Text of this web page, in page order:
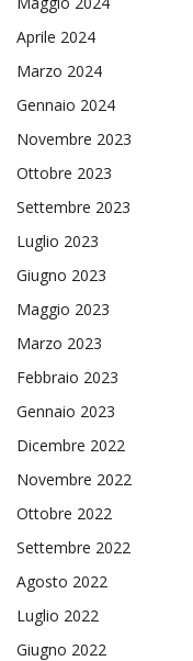
Aprile 2024
Marzo 2024
Gennaio 2024
Novembre 2023
Ottobre 2023
Settembre 2023
Luglio 2023
Giugno 2023
Maggio 2023
Marzo 2023
Febbraio 2023
Gennaio 2023
Dicembre 2022
Novembre 2022
Ottobre 2022
Settembre 2022
Agosto 2022
Luglio 2022
Giugno 2022